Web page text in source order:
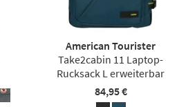
American Tourister
Take2cabin 11 Laptop-
Rucksack L erweiterbar
84,95 €